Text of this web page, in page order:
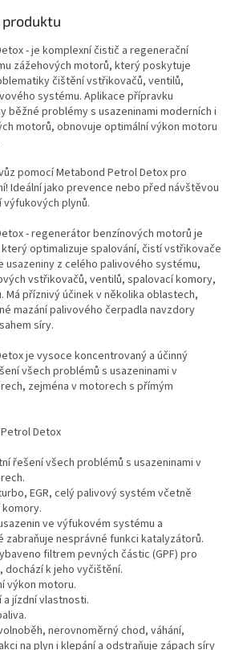
- je komplexní čistič a regenerační
zážehových motorů, který poskytuje
čištění vstřikovačů, ventilů,
systému. Aplikace přípravku
běžné problémy s usazeninami moderních i
motorů, obnovuje optimální výkon motoru
pomocí Metabond Petrol Detox pro
Ideální jako prevence nebo před návštěvou
výfukových plynů.
- regenerátor benzínových motorů je
optimalizuje spalování, čistí vstřikovače
usazeniny z celého palivového systému,
vstřikovačů, ventilů, spalovací komory,
Má příznivý účinek v několika oblastech,
mazání palivového čerpadla navzdory
síry.
je vysoce koncentrovaný a účinný
všech problémů s usazeninami v
zejména v motorech s přímým
Detox
řešení všech problémů s usazeninami v
EGR, celý palivový systém včetně
ve výfukovém systému a
zabraňuje nesprávné funkci katalyzátorů.
filtrem pevných částic (GPF) pro
k jeho vyčištění.
výkon motoru.
jízdní vlastnosti.
nerovnoměrný chod, váhání,
na plyn i klepání a odstraňuje zápach síry